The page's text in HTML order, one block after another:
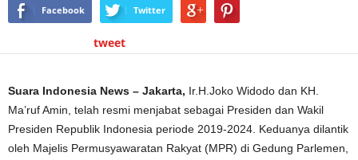
Facebook Twitter
tweet
Suara Indonesia News – Jakarta, Ir.H.Joko Widodo dan KH.
Ma’ruf Amin, telah resmi menjabat sebagai Presiden dan Wakil
Presiden Republik Indonesia periode 2019-2024. Keduanya dilantik
oleh Majelis Permusyawaratan Rakyat (MPR) di Gedung Parlemen,